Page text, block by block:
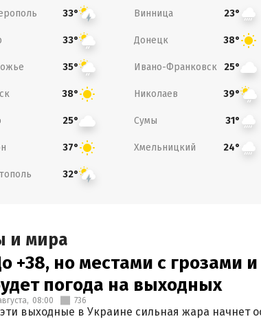
33° Винница 23°
33° Донецк 38°
35° Ивано-Франковск 25°
38° Николаев 39°
25° Сумы 31°
37° Хмельницкий 24°
32°
и мира
+38, но местами с грозами
погода на выходных
08:00 736
выходные в Украине сильная жара начнет